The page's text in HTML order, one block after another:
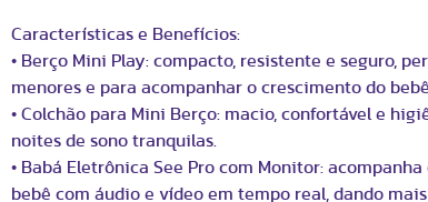
Características e Benefícios:
• Berço Mini Play: compacto, resistente e seguro,
menores e para acompanhar o crescimento do bebê.
• Colchão para Mini Berço: macio, confortável e
noites de sono tranquilas.
• Babá Eletrônica See Pro com Monitor:
bebê com áudio e vídeo em tempo real, dando